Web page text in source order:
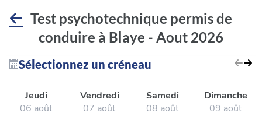
Test psychotechnique permis de
conduire à Blaye - Aout 2026
Sélectionnez un créneau
Jeudi
06 août
Vendredi
07 août
Samedi
08 août
Dimanche
09 août